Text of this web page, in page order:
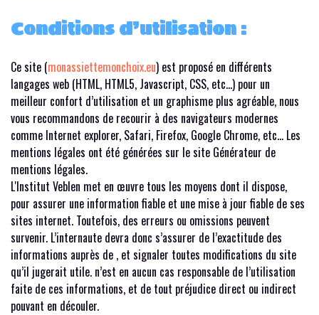
Conditions d’utilisation :
Ce site (monassiettemonchoix.eu) est proposé en différents
langages web (HTML, HTML5, Javascript, CSS, etc…) pour un
meilleur confort d’utilisation et un graphisme plus agréable, nous
vous recommandons de recourir à des navigateurs modernes
comme Internet explorer, Safari, Firefox, Google Chrome, etc… Les
mentions légales ont été générées sur le site Générateur de
mentions légales.
L'Institut Veblen met en œuvre tous les moyens dont il dispose,
pour assurer une information fiable et une mise à jour fiable de ses
sites internet. Toutefois, des erreurs ou omissions peuvent
survenir. L’internaute devra donc s’assurer de l’exactitude des
informations auprès de , et signaler toutes modifications du site
qu’il jugerait utile. n’est en aucun cas responsable de l’utilisation
faite de ces informations, et de tout préjudice direct ou indirect
pouvant en découler.